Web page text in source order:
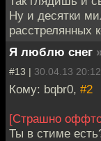
Ну и десятки
расстрелянных
Я люблю снег
#13 | 30.04.13 20:12
Кому: bqbr0, #2
[Страшно
Ты в стиме